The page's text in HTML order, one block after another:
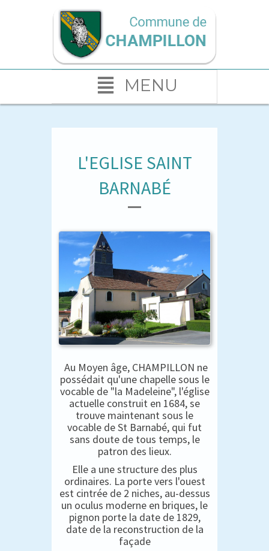
MENU
L'EGLISE SAINT
BARNABÉ
Au Moyen âge, CHAMPILLON ne
possédait qu'une chapelle sous le
vocable de "la Madeleine", l'église
actuelle construit en 1684, se
trouve maintenant sous le
vocable de St Barnabé, qui fut
sans doute de tous temps, le
patron des lieux.
Elle a une structure des plus
ordinaires. La porte vers l'ouest
est cintrée de 2 niches, au-dessus
un oculus moderne en briques, le
pignon porte la date de 1829,
date de la reconstruction de la
façade